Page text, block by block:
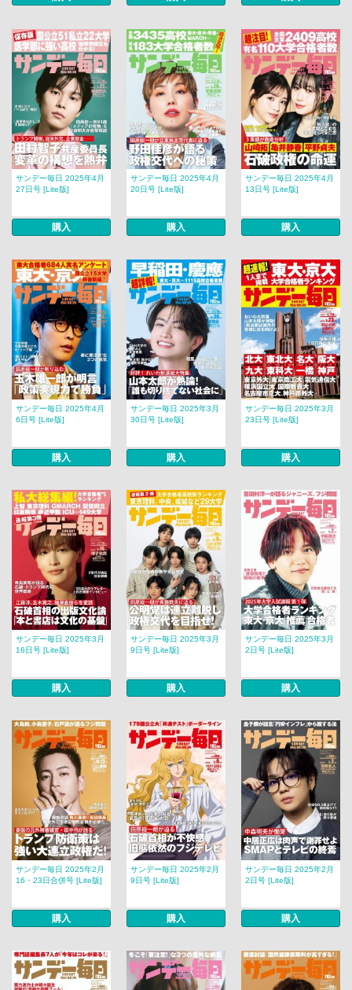
サンデー毎日 2025年4月
27日号 [Lite版]
購入
サンデー毎日 2025年4月
20日号 [Lite版]
購入
サンデー毎日 2025年4月
13日号 [Lite版]
購入
サンデー毎日 2025年4月
6日号 [Lite版]
購入
サンデー毎日 2025年3月
30日号 [Lite版]
購入
サンデー毎日 2025年3月
23日号 [Lite版]
購入
サンデー毎日 2025年3月
16日号 [Lite版]
購入
サンデー毎日 2025年3月
9日号 [Lite版]
購入
サンデー毎日 2025年3月
2日号 [Lite版]
購入
サンデー毎日 2025年2月
16・23日合併号 [Lite版]
購入
サンデー毎日 2025年2月
9日号 [Lite版]
購入
サンデー毎日 2025年2月
2日号 [Lite版]
購入